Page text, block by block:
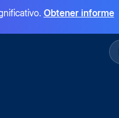
Obtener informe